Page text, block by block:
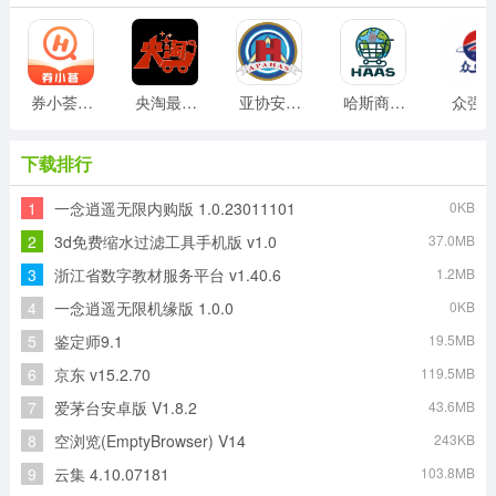
券小荟安卓版 央淘最新版 亚协安卓版 哈斯商城安卓版 众强
下载排行
1 一念逍遥无限内购版 1.0.23011101 0KB
2 3d免费缩水过滤工具手机版 v1.0 37.0MB
3 浙江省数字教材服务平台 v1.40.6 1.2MB
4 一念逍遥无限机缘版 1.0.0 0KB
5 鉴定师9.1 19.5MB
6 京东 v15.2.70 119.5MB
7 爱茅台安卓版 V1.8.2 43.6MB
8 空浏览(EmptyBrowser) V14 243KB
9 云集 4.10.07181 103.8MB